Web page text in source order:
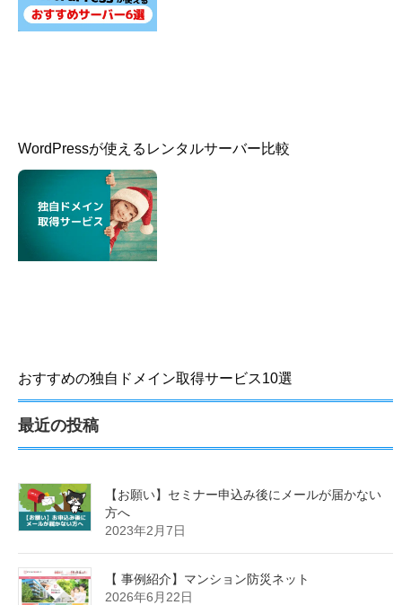
WordPressが使えるレンタルサーバー比較
おすすめの独自ドメイン取得サービス10選
最近の投稿
【お願い】セミナー申込み後にメールが届かない
方へ
2023年2月7日
【 事例紹介】マンション防災ネット
2026年6月22日